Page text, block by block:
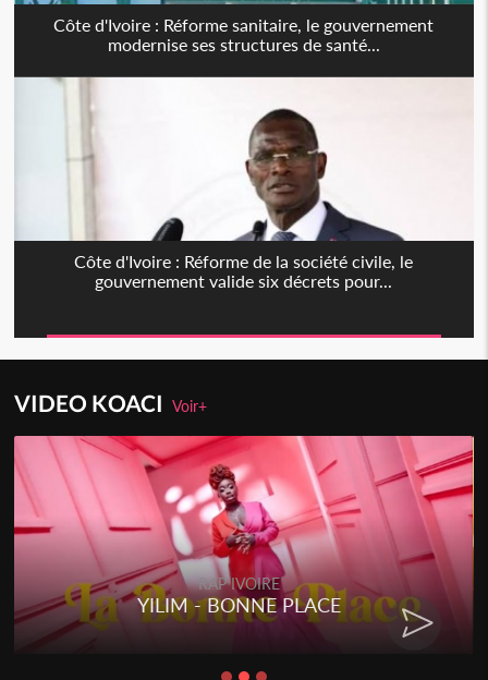
Côte d'Ivoire : Réforme sanitaire, le gouvernement
modernise ses structures de santé...
Côte d'Ivoire : Réforme de la société civile, le
gouvernement valide six décrets pour...
VIDEO KOACIVoir+
RAP IVOIRE
YILIM - BONNE PLACE